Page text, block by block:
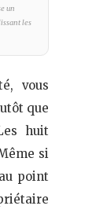
un
les
vous
que
huit
si
point